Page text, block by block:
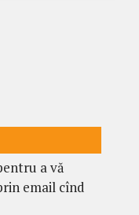
a vă
email cînd